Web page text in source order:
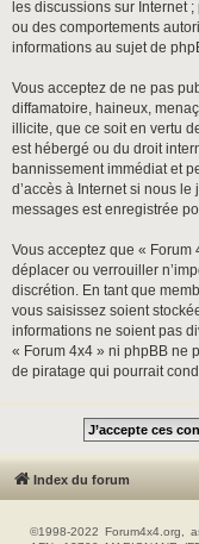
les discussions sur Internet
ou des comportements
informations au sujet de
Vous acceptez de ne pas
diffamatoire, haineux,
illicite, que ce soit en vertu
est hébergé ou du droit
bannissement immédiat et
d’accès à Internet si nous
messages est enregistrée
Vous acceptez que « Forum
déplacer ou verrouiller
discrétion. En tant que
vous saisissez soient
informations ne soient pas
« Forum 4x4 » ni phpBB ne
de piratage qui pourrait
Index du forum
©1998-2022 Forum4x4.org,